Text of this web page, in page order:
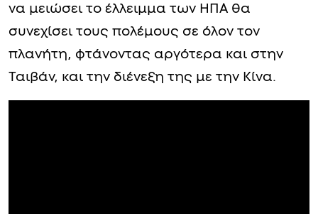
να μειώσει το έλλειμμα των ΗΠΑ θα
συνεχίσει τους πολέμους σε όλον τον
πλανήτη, φτάνοντας αργότερα και στην
Ταιβάν, και την διένεξη της με την Κίνα.